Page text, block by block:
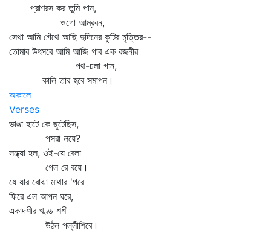
প্রাণরস কর তুমি পান,
ওগো আম্রবন,
সেথা আমি গেঁথে আছি দুদিনের কুটির মৃত্তির--
তোমার উৎসবে আমি আজি গাব এক রজনীর
পথ-চলা গান,
কালি তার হবে সমাপন।
অকালে
Verses
ভাঙা হাটে কে ছুটেছিস,
পসরা লয়ে?
সন্ধ্যা হল, ওই-যে বেলা
গেল রে বয়ে।
যে যার বোঝা মাথার 'পরে
ফিরে এল আপন ঘরে,
একাদশীর খণ্ড শশী
উঠল পল্লীশিরে।